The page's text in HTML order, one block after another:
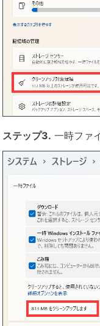
ステップ3. 一時ファ